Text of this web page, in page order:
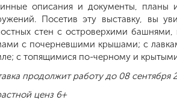
описания и документы, планы
Посетив эту выставку, вы
стен с островерхими
с почерневшими крышами; с
с топящимися по-черному и
продолжит работу до 08 сентября
ценз 6+